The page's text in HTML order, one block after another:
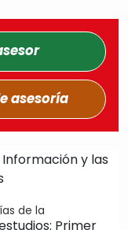
asesoría
de la